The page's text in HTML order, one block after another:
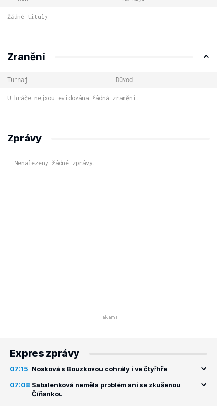
Žádné tituly
Zranění
Turnaj Důvod
U hráče nejsou evidována žádná zranění.
Zprávy
Nenalezeny žádné zprávy.
Expres zprávy
07:15 Nosková s Bouzkovou dohrály i ve čtyřhře
07:08 Sabalenková neměla problém ani se zkušenou
Číňankou